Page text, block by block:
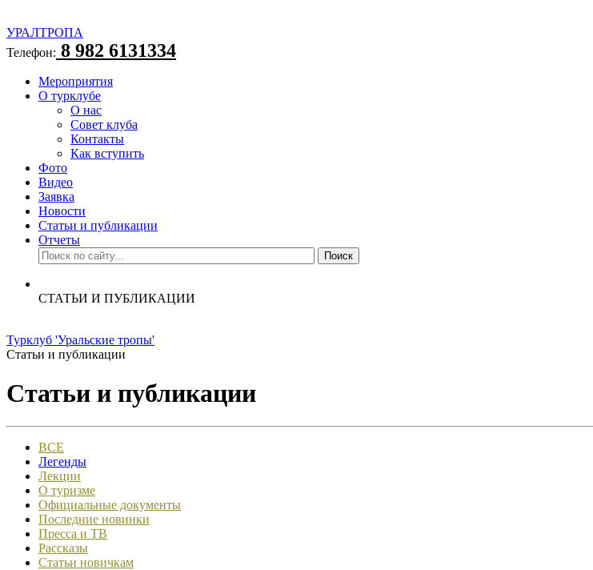
УРАЛТРОПА
Телефон: 8 982 6131334
Мероприятия
О турклубе
О нас
Совет клуба
Контакты
Как вступить
Фото
Видео
Заявка
Новости
Статьи и публикации
Отчеты
СТАТЬИ И ПУБЛИКАЦИИ
Турклуб 'Уральские тропы'
Статьи и публикации
Статьи и публикации
ВСЕ
Легенды
Лекции
О туризме
Официальные документы
Последние новинки
Пресса и ТВ
Рассказы
Статьи новичкам